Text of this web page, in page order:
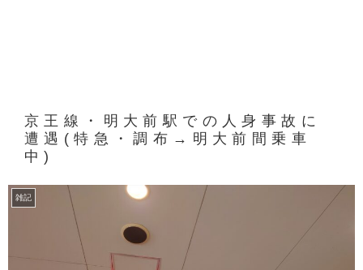
京王線・明大前駅での人身事故に
遭遇(特急・調布→明大前間乗車
中)
雑記